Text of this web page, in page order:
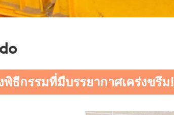
ธีกรรมที่มีบรรยากาศเคร่งขรึม!